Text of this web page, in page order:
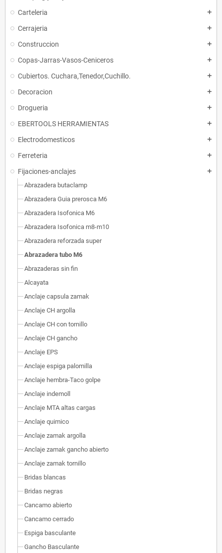
Carteleria add
Cerrajeria add
Construccion add
Copas-Jarras-Vasos-Ceniceros add
Cubiertos. Cuchara,Tenedor,Cuchillo. add
Decoracion add
Drogueria add
EBERTOOLS HERRAMIENTAS add
Electrodomesticos add
Ferreteria add
Fijaciones-anclajes add
Abrazadera butaclamp
Abrazadera Guia prerosca M6
Abrazadera Isofonica M6
Abrazadera Isofonica m8-m10
Abrazadera reforzada super
Abrazadera tubo M6
Abrazaderas sin fin
Alcayata
Anclaje capsula zamak
Anclaje CH argolla
Anclaje CH con tornillo
Anclaje CH gancho
Anclaje EPS
Anclaje espiga palomilla
Anclaje hembra-Taco golpe
Anclaje indemoll
Anclaje MTA altas cargas
Anclaje quimico
Anclaje zamak argolla
Anclaje zamak gancho abierto
Anclaje zamak tornillo
Bridas blancas
Bridas negras
Cancamo abierto
Cancamo cerrado
Espiga basculante
Gancho Basculante